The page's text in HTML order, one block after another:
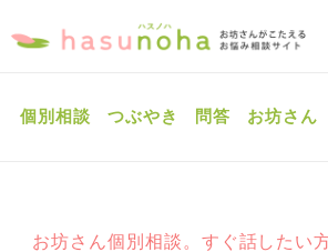
個別相談 つぶやき 問答 お坊さん
お坊さん個別相談。すぐ話したい